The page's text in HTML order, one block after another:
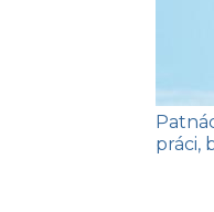
práci,